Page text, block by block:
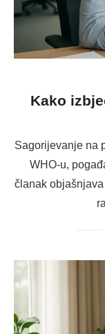
Kako
Sagorijevanje na
WHO-u,
članak